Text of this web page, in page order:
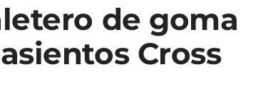
de goma
Cross